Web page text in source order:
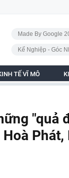
Made By Google
Kế Nghiệp - Góc
TẾ VĨ MÔ
"quả